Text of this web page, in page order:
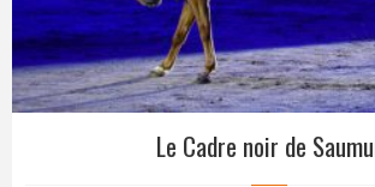
Le Cadre noir de